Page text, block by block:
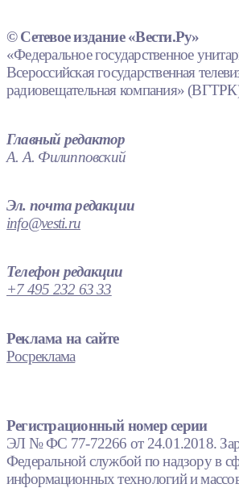
© Сетевое издание «Вести.Ру»
«Федеральное государственное
Всероссийская государственная
радиовещательная компания»
Главный редактор
А. А. Филипповский
Эл. почта редакции
info@vesti.ru
Телефон редакции
+7 495 232 63 33
Реклама на сайте
Росреклама
Регистрационный номер серии
ЭЛ № ФС 77-72266 от 24.01.2018.
Федеральной службой по надзору в
информационных технологий и